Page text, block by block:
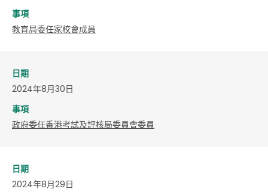
事項
教育局委任家校會成員
日期
2024年8月30日
事項
政府委任香港考試及評核局委員會委員
日期
2024年8月29日